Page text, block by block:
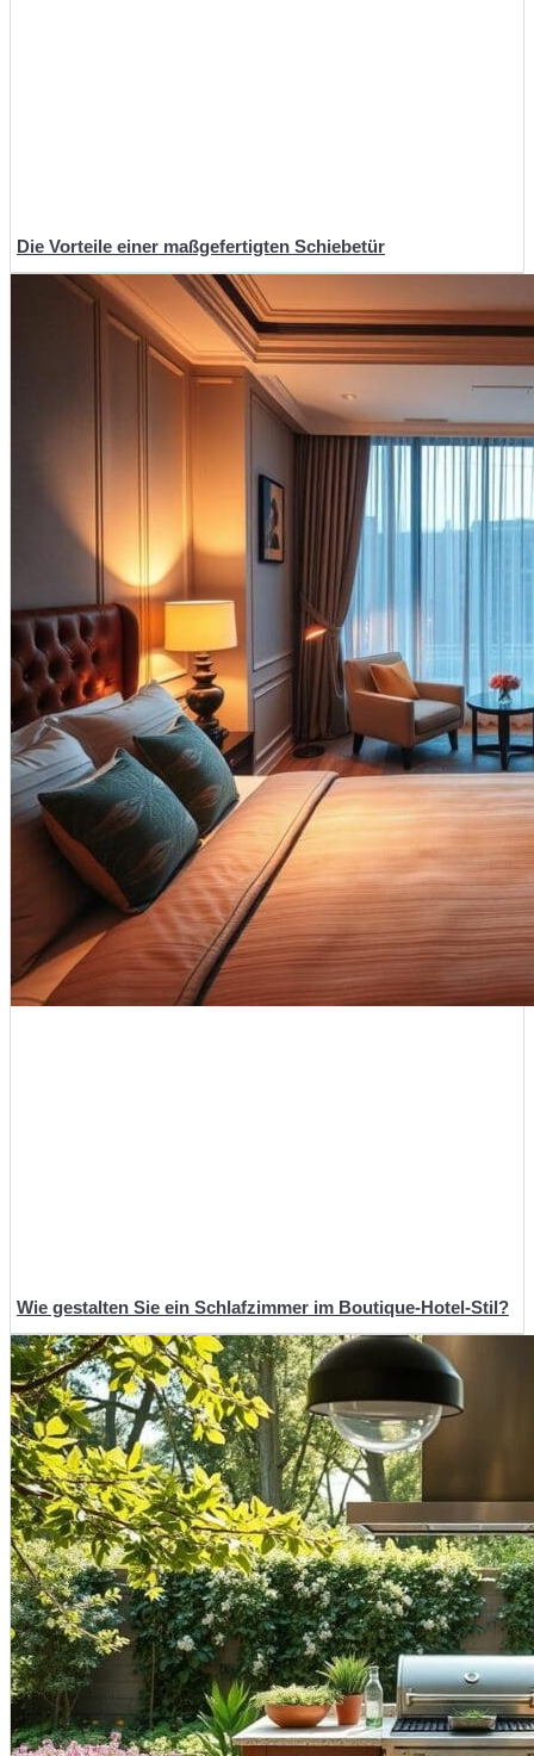
Die Vorteile einer maßgefertigten Schiebetür
Wie gestalten Sie ein Schlafzimmer im Boutique-Hotel-Stil?